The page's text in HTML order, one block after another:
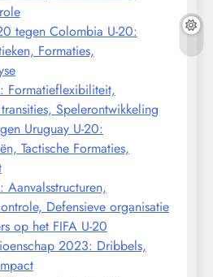
tegen Colombia U-20:
Formaties,
Formatieflexibiliteit,
Spelerontwikkeling
Uruguay U-20:
Tactische Formaties,
Aanvalsstructuren,
Defensieve organisatie
op het FIFA U-20
2023: Dribbels,